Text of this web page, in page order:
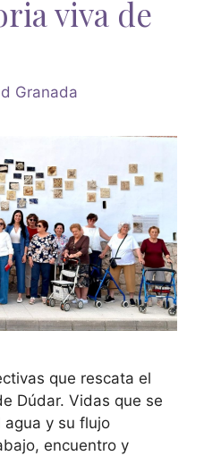
viva de
Granada
que rescata el
Dúdar. Vidas que se
agua y su flujo
encuentro y